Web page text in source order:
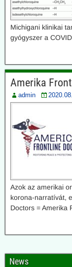
Michigani klinikai
gyógyszer a
Amerika
admin
Azok az amerikai
korona-narratívát,
Doctors = Amerika
News